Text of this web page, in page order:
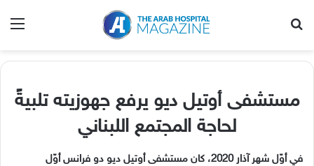
مستشفى أوتيل ديو يرفع جهوزيته تلبيةً
لحاجة المجتمع اللبناني
في أوّل شهر آذار 2020، كان مستشفى أوتيل ديو دو فرانس أوّل